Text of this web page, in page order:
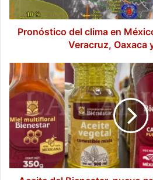
en
Veracruz,
Oaxaca
Pronóstico del clima en
Veracruz, Oaxaca
Aceite
del
Bienestar,
nuevo
producto
que
llegará
las